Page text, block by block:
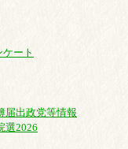
ート
届出政党等情報
選2026